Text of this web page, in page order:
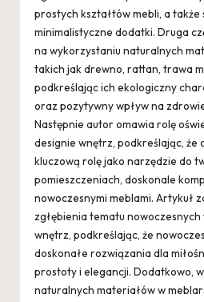
prostych kształtów mebli, a
minimalistyczne dodatki. Druga
na wykorzystaniu naturalnych
takich jak drewno, rattan, trawa
podkreślając ich ekologiczny
oraz pozytywny wpływ na
Następnie autor omawia rolę
designie wnętrz, podkreślając, że
kluczową rolę jako narzędzie do
pomieszczeniach, doskonale
nowoczesnymi meblami. Artykuł
zgłębienia tematu
wnętrz, podkreślając, że
doskonałe rozwiązania dla
prostoty i elegancji. Dodatkowo,
naturalnych materiałów w